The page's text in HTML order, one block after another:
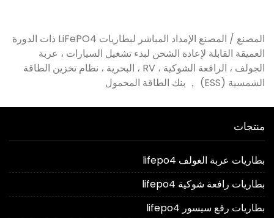
المصنع / المصنع الإمداد المباشر لبطاريات LiFePO4 ذات الدورة
العميقة القابلة لإعادة الشحن لبدء تشغيل السيارات ، عربة
الجولف ، الرافعة الشوكية ، RV ، البحرية ، نظام تخزين الطاقة
الشمسية (ESS) ， بنك الطاقة المحمول
منتجات
بطاريات عربة الغولف lifepo4
بطاريات رافعة شوكية lifepo4
بطاريات رفع سيسور lifepo4